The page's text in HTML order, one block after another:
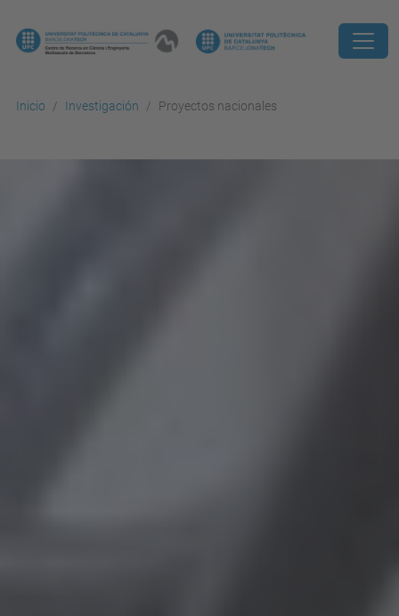
Inicio Investigación Proyectos nacionales